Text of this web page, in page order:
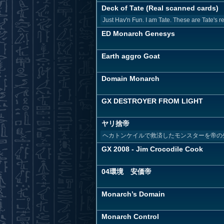
Deck of Tate (Real scanned cards)
Just Hav'n Fun. I am Tate. These are Tate's
ED Monarch Genesys
Earth aggro Goat
Domain Monarch
GX DESTROYER FROM LIGHT
ヤリ捨帝
ヘカトンケイルで救済したモンスターを帝の
GX 2008 - Jim Crocodile Cook
04環境 安価帝
Monarch’s Domain
Monarch Control